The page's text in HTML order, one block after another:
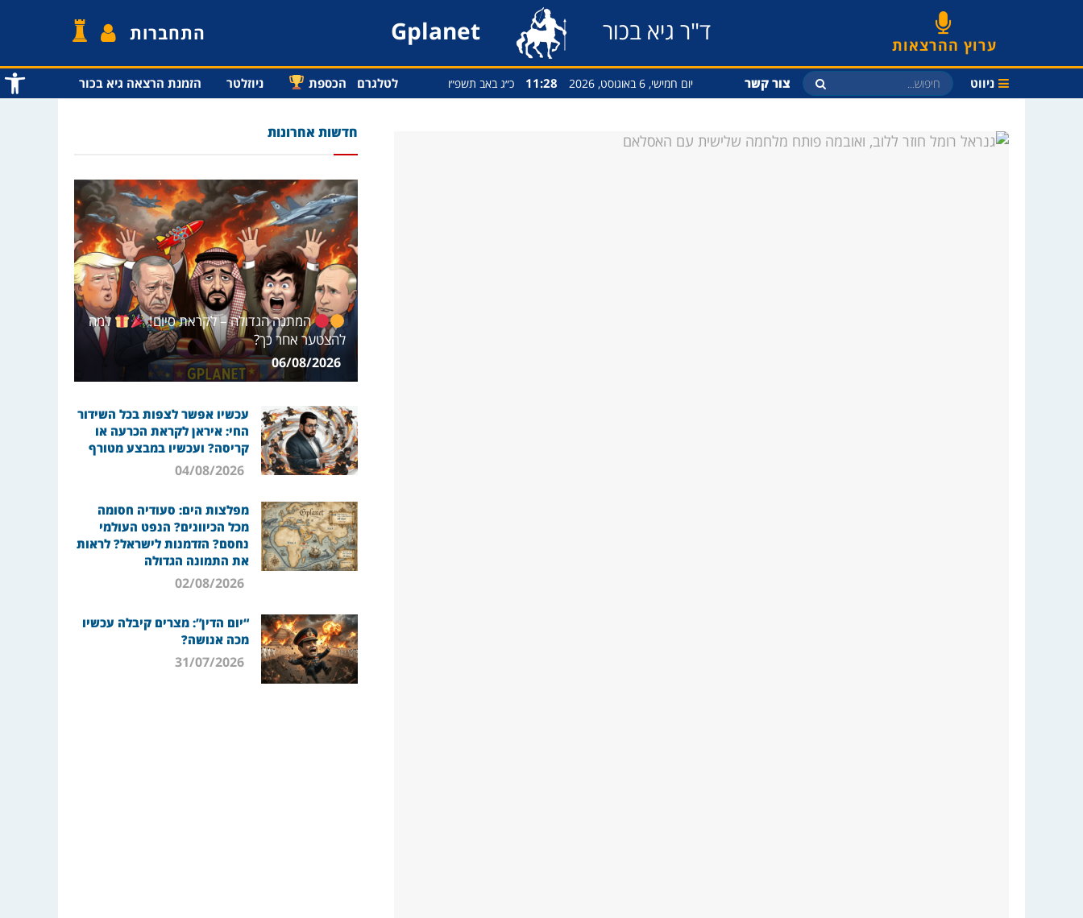
פתח
ערוץ ההרצאות ד"ר גיא בכור Gplanet התחברות
ניווט צור קשר יום חמישי, 6 באוגוסט, 2026 11:28 כ״ג באב תשפ״ו לטלגרם הכספת ניוזלטר הזמנת הרצאה גיא בכור
חדשות אחרונות
המתנה הגדולה – לקראת סיום!
למה
להצטער אחר כך?
06/08/2026
עכשיו אפשר לצפות בכל השידור
החי: איראן לקראת הכרעה או
קריסה? ועכשיו במבצע מטורף
04/08/2026
מפלצות הים: סעודיה חסומה
מכל הכיוונים? הנפט העולמי
נחסם? הזדמנות לישראל? לראות
את התמונה הגדולה
02/08/2026
“יום הדין”: מצרים קיבלה עכשיו
מכה אנושה?
31/07/2026